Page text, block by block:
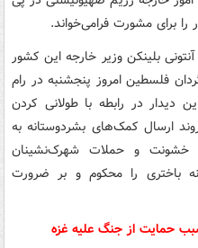
برای مشورت فرامی‌خواند.
بلینکن وزیر خارجه این کشور
فلسطین امروز پنجشنبه در رام
دیدار در رابطه با طولانی کردن
ارسال کمک‌های بشردوستانه به
خشونت و حملات شهرک‌نشینان
باختری را محکوم و بر ضرورت
حمایت از جنگ علیه غزه